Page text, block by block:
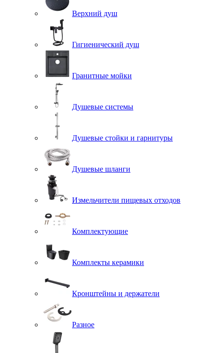
Верхний душ
Гигиенический душ
Гранитные мойки
Душевые системы
Душевые стойки и гарнитуры
Душевые шланги
Измельчители пищевых отходов
Комплектующие
Комплекты керамики
Кронштейны и держатели
Разное